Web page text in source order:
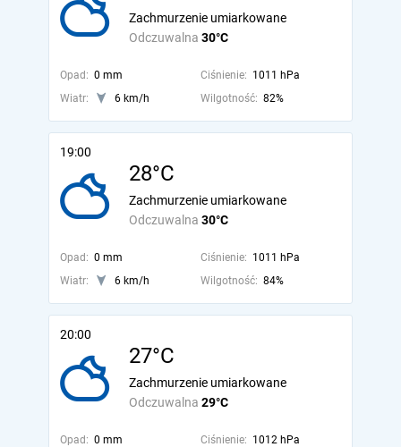
Odczuwalna 30°C
Zachmurzenie umiarkowane
Opad: 0 mm Ciśnienie: 1011 hPa
Wiatr:
6 km/h Wilgotność: 82%
19:00
28°C
Odczuwalna 30°C
Zachmurzenie umiarkowane
Opad: 0 mm Ciśnienie: 1011 hPa
Wiatr:
6 km/h Wilgotność: 84%
20:00
27°C
Odczuwalna 29°C
Zachmurzenie umiarkowane
Opad: 0 mm Ciśnienie: 1012 hPa